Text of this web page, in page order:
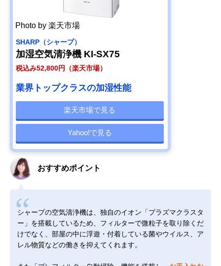
Photo by 楽天市場
SHARP（シャープ）
加湿空気清浄機 KI-SX75
税込み52,800円（楽天市場）
業界トップクラスの加湿性能
楽天市場で見る
Yahoo!で見る
おすすめポイント
シャープの空気清浄機は、独自のイオン「プラズマクラスタ
ー」を搭載しているため、フィルターで微粒子を取り除くだ
けでなく、部屋の中に浮遊・付着している菌やウイルス、ア
レル物質などの働きを抑えてくれます。